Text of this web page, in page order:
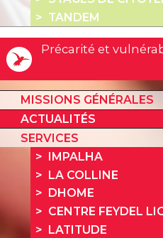
TANDEM
Précarité et
MISSIONS GÉNÉRALES
ACTUALITÉS
SERVICES
IMPALHA
LA COLLINE
DHOME
CENTRE FEYDEL
LATITUDE